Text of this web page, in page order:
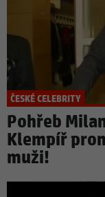
ČESKÉ CELEBRITY
Pohřeb
Klempíř
muži!